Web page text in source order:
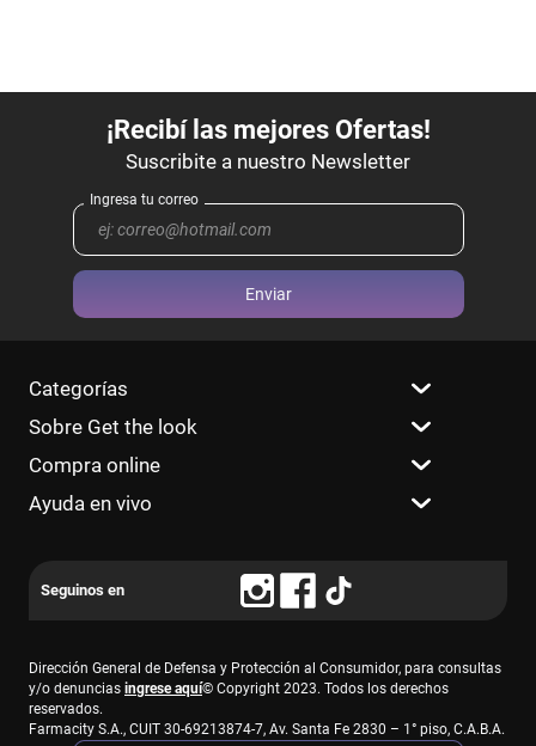
Enviar
Categorías
Sobre Get the look
Compra online
Ayuda en vivo
Dirección General de Defensa y Protección al Consumidor, para consultas
y/o denuncias ingrese aquí© Copyright 2023. Todos los derechos
reservados.
Farmacity S.A., CUIT 30-69213874-7, Av. Santa Fe 2830 – 1° piso, C.A.B.A.